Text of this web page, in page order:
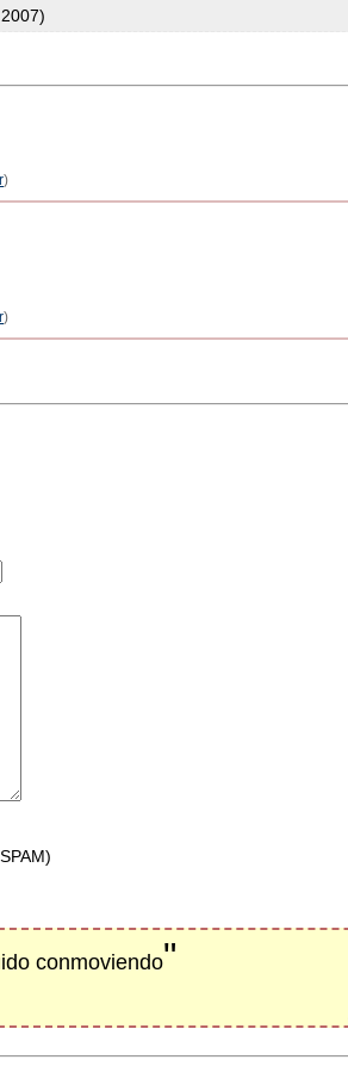
)
)
conmoviendo"